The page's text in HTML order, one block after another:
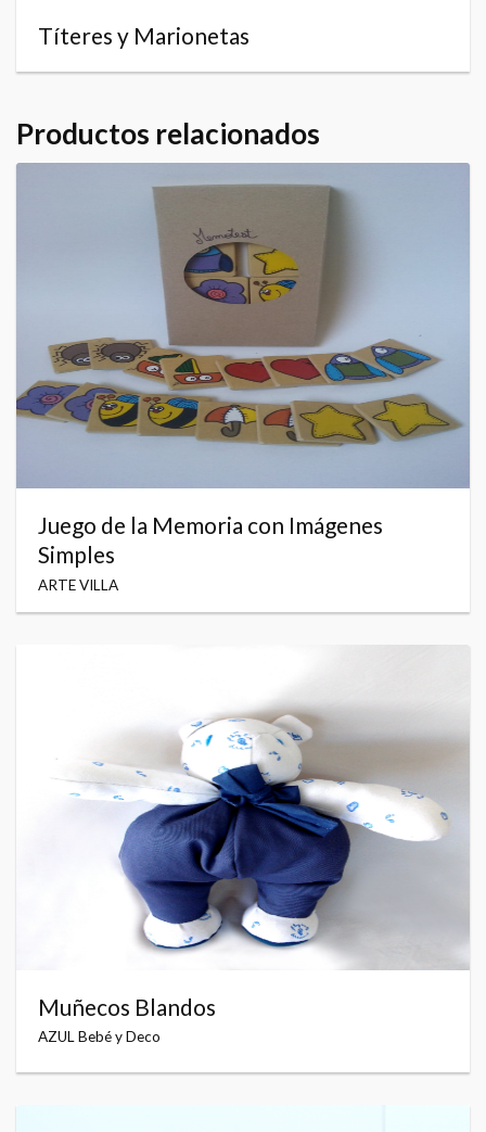
Títeres y Marionetas
Productos relacionados
Juego de la Memoria con Imágenes
Simples
ARTE VILLA
Muñecos Blandos
AZUL Bebé y Deco